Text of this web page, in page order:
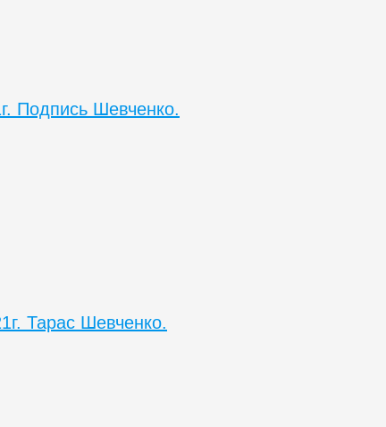
Подпись Шевченко.
Тарас Шевченко.